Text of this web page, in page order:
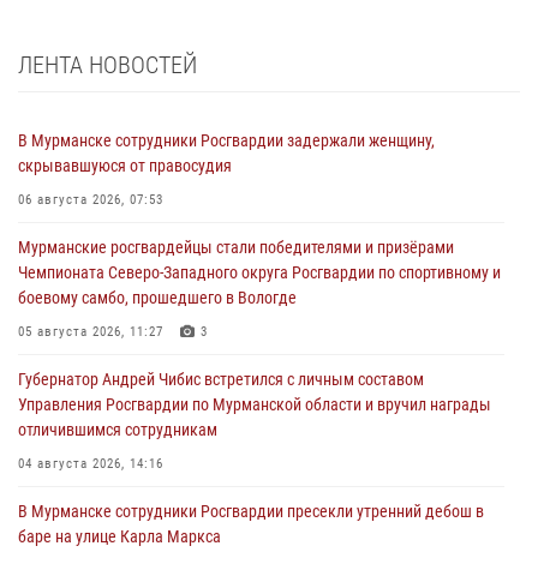
ЛЕНТА НОВОСТЕЙ
В Мурманске сотрудники Росгвардии задержали женщину,
скрывавшуюся от правосудия
06 августа 2026, 07:53
Мурманские росгвардейцы стали победителями и призёрами
Чемпионата Северо-Западного округа Росгвардии по спортивному и
боевому самбо, прошедшего в Вологде
05 августа 2026, 11:27 3
Губернатор Андрей Чибис встретился с личным составом
Управления Росгвардии по Мурманской области и вручил награды
отличившимся сотрудникам
04 августа 2026, 14:16
В Мурманске сотрудники Росгвардии пресекли утренний дебош в
баре на улице Карла Маркса